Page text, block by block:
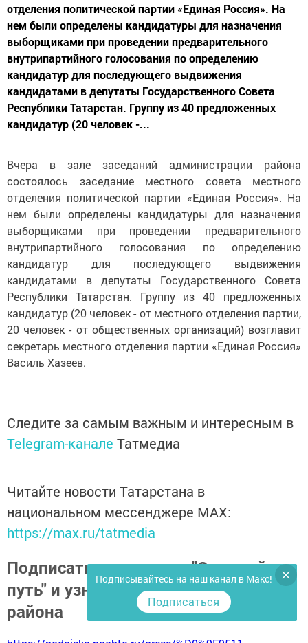
отделения политической партии «Единая Россия». На
нем были определены кандидатуры для назначения
выборщиками при проведении предварительного
внутрипартийного голосования по определению
кандидатур для последующего выдвижения
кандидатами в депутаты Государственного Совета
Республики Татарстан. Группу из 40 предложенных
кандидатур (20 человек -...
Вчера в зале заседаний администрации района
состоялось заседание местного совета местного
отделения политической партии «Единая Россия». На
нем были определены кандидатуры для назначения
выборщиками при проведении предварительного
внутрипартийного голосования по определению
кандидатур для последующего выдвижения
кандидатами в депутаты Государственного Совета
Республики Татарстан. Группу из 40 предложенных
кандидатур (20 человек - от местного отделения партии,
20 человек - от общественных организаций) возглавит
секретарь местного отделения партии «Единая Россия»
Василь Хазеев.
Следите за самым важным и интересным в
Telegram-канале Татмедиа
Читайте новости Татарстана в
национальном мессенджере MАХ:
https://max.ru/tatmedia
Подписаться на газету "Светлый
путь" и узнать о жизни Тукаевского
района
Подписывайтесь на наш канал в Макс!
Подписаться